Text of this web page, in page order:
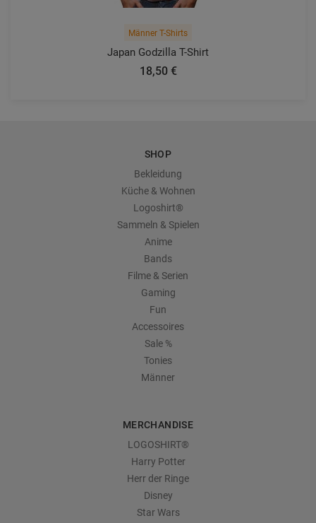
Männer T-Shirts
Japan Godzilla T-Shirt
18,50 €
SHOP
Bekleidung
Küche & Wohnen
Logoshirt®
Sammeln & Spielen
Anime
Bands
Filme & Serien
Gaming
Fun
Accessoires
Sale %
Tonies
Männer
MERCHANDISE
LOGOSHIRT®
Harry Potter
Herr der Ringe
Disney
Star Wars